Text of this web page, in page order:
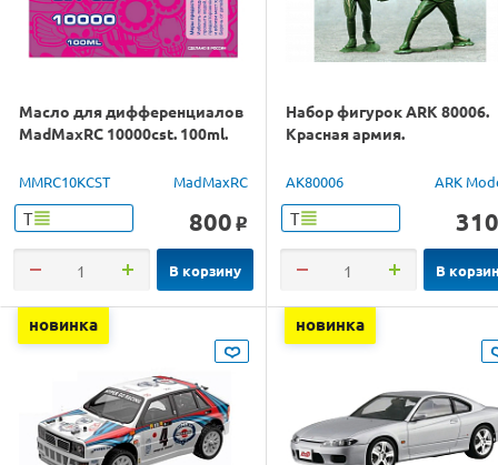
Масло для дифференциалов
MadMaxRC 10000cst. 100ml.
MMRC10KCST MadMaxRC
Т 800 o
В корзину
Набор фигурок ARK 80006.
Красная армия.
AK80006 ARK
Т 310
В
новинка новинка